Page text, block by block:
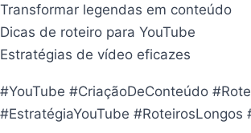
Transformar legendas em conteúdo
Dicas de roteiro para YouTube
Estratégias de vídeo eficazes
#YouTube #CriaçãoDeConteúdo
#EstratégiaYouTube